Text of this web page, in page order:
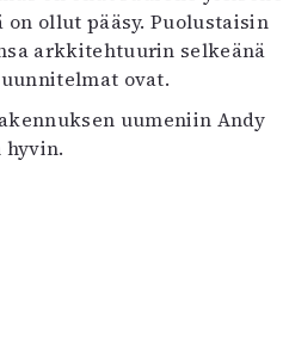
ollut pääsy. Puolustaisin
arkkitehtuurin selkeänä
ovat.
uumeniin Andy